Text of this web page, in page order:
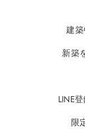
建
新築
LINE
限